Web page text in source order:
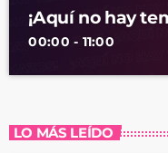
¡Aquí no hay
00:00 - 11:00
LO MÁS LEÍDO